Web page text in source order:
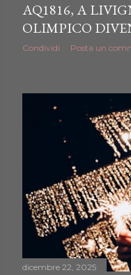
AQ1816, A
OLIMPICO
Condividi Posta un
dicembre 22, 2025